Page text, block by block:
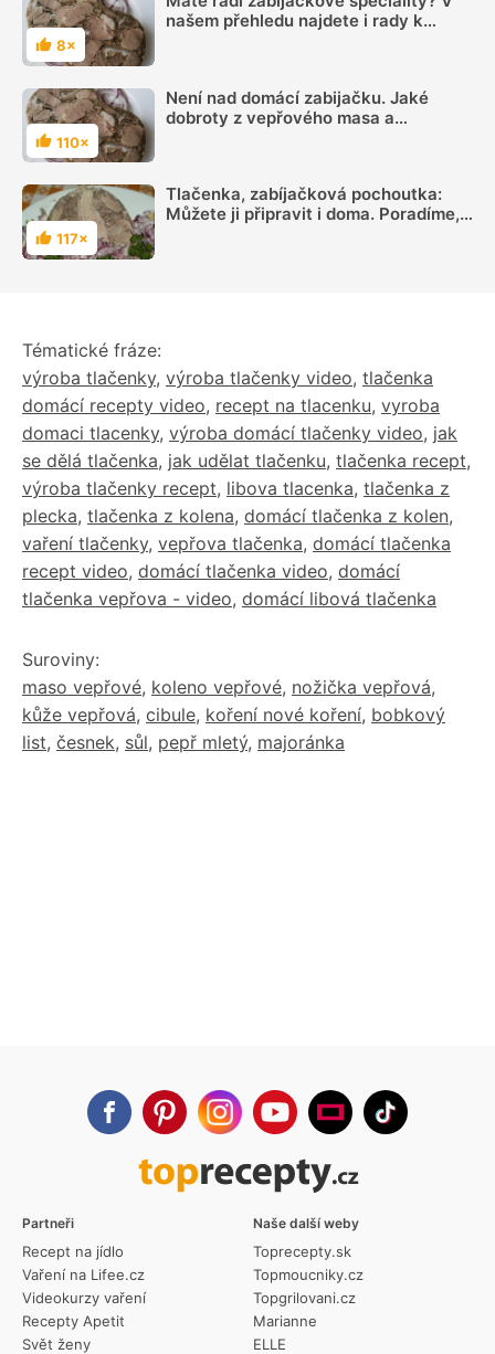
Hodnocení
8×
našem přehledu najdete i rady k
Hodnocení
110×
Není nad domácí zabijačku. Jaké
dobroty z vepřového masa a
Hodnocení
117×
Tlačenka, zabíjačková pochoutka:
Můžete ji připravit i doma. Poradíme,
Tématické fráze:
výroba tlačenky, výroba tlačenky video, tlačenka
domácí recepty video, recept na tlacenku, vyroba
domaci tlacenky, výroba domácí tlačenky video, jak
se dělá tlačenka, jak udělat tlačenku, tlačenka recept,
výroba tlačenky recept, libova tlacenka, tlačenka z
plecka, tlačenka z kolena, domácí tlačenka z kolen,
vaření tlačenky, vepřova tlačenka, domácí tlačenka
recept video, domácí tlačenka video, domácí
tlačenka vepřova - video, domácí libová tlačenka
Suroviny:
maso vepřové, koleno vepřové, nožička vepřová,
kůže vepřová, cibule, koření nové koření, bobkový
list, česnek, sůl, pepř mletý, majoránka
Partneři
Recept na jídlo
Vaření na Lifee.cz
Videokurzy vaření
Recepty Apetit
Svět ženy
Naše další weby
Toprecepty.sk
Topmoucniky.cz
Topgrilovani.cz
Marianne
ELLE